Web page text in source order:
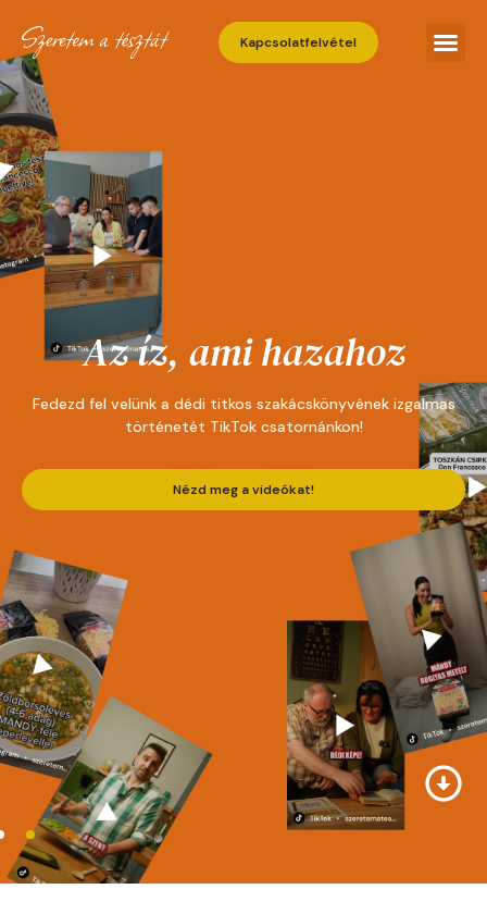
Kapcsolatfelvétel
Az íz, ami hazahoz
Fedezd fel velünk a dédi titkos szakácskönyvének izgalmas
történetét TikTok csatornánkon!
Nézd meg a videókat!